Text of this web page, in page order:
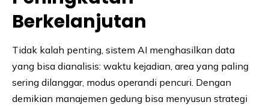
Berkelanjutan
Tidak kalah penting, sistem AI menghasilkan data
yang bisa dianalisis: waktu kejadian, area yang paling
sering dilanggar, modus operandi pencuri. Dengan
demikian manajemen gedung bisa menyusun strategi